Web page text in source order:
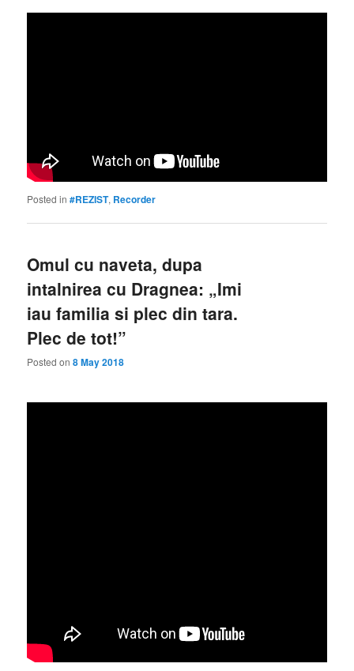
Posted in #REZIST, Recorder
Omul cu naveta, dupa
intalnirea cu Dragnea: „Imi
iau familia si plec din tara.
Plec de tot!”
Posted on8 May 2018